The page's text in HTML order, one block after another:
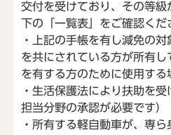
交付を受けており、その等
下の「一覧表」をご確認く
・上記の手帳を有し減免の
を共にされている方が所有
を有する方のために使用する
・生活保護法により扶助を
担当分野の承認が必要です）
・所有する軽自動車が、専